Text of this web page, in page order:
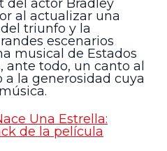
del actor Bradley
al actualizar una
triunfo y la
escenarios
musical de Estados
ante todo, un canto al
la generosidad cuya
Una Estrella:
de la película